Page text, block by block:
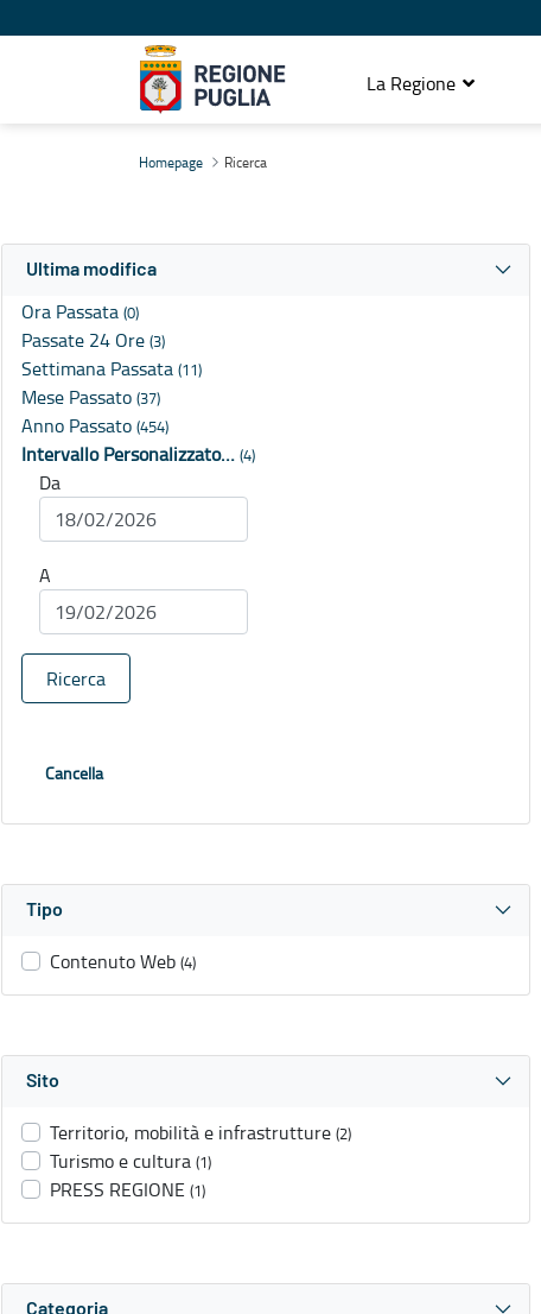
La Regione
Homepage Ricerca
Ultima modifica
Ora Passata (0)
Passate 24 Ore (3)
Settimana Passata (11)
Mese Passato (37)
Anno Passato (454)
Intervallo Personalizzato… (4)
Da
A
Ricerca
Cancella
Tipo
Contenuto Web (4)
Sito
Territorio, mobilità e infrastrutture (2)
Turismo e cultura (1)
PRESS REGIONE (1)
Categoria